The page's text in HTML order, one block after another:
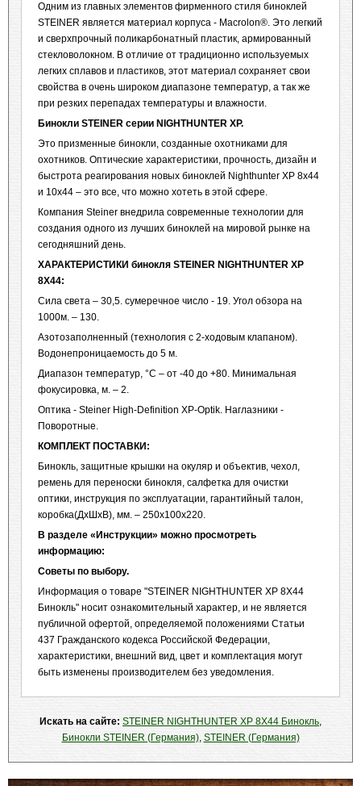
Одним из главных элементов фирменного стиля биноклей
STEINER является материал корпуса - Maсrolon®. Это легкий
и сверхпрочный поликарбонатный пластик, армированный
стекловолокном. В отличие от традиционно используемых
легких сплавов и пластиков, этот материал сохраняет свои
свойства в очень широком диапазоне температур, а так же
при резких перепадах температуры и влажности.
Бинокли STEINER серии NIGHTHUNTER XP.
Это призменные бинокли, созданные охотниками для
охотников. Оптические характеристики, прочность, дизайн и
быстрота реагирования новых биноклей Nighthunter XP 8x44
и 10x44 – это все, что можно хотеть в этой сфере.
Компания Steiner внедрила современные технологии для
создания одного из лучших биноклей на мировой рынке на
сегодняшний день.
ХАРАКТЕРИСТИКИ бинокля STEINER NIGHTHUNTER XP
8X44:
Сила света – 30,5. сумеречное число - 19. Угол обзора на
1000м. – 130.
Азотозаполненный (технология с 2-ходовым клапаном).
Водонепроницаемость до 5 м.
Диапазон температур, °С – от -40 до +80. Минимальная
фокусировка, м. – 2.
Оптика - Steiner High-Definition XP-Optik. Наглазники -
Поворотные.
КОМПЛЕКТ ПОСТАВКИ:
Бинокль, защитные крышки на окуляр и объектив, чехол,
ремень для переноски бинокля, салфетка для очистки
оптики, инструкция по эксплуатации, гарантийный талон,
коробка(ДхШхВ), мм. – 250х100х220.
В разделе «Инструкции» можно просмотреть
информацию:
Советы по выбору.
Информация о товаре "STEINER NIGHTHUNTER XP 8X44
Бинокль" носит ознакомительный характер, и не является
публичной офертой, определяемой положениями Статьи
437 Гражданского кодекса Российской Федерации,
характеристики, внешний вид, цвет и комплектация могут
быть изменены производителем без уведомления.
Искать на сайте: STEINER NIGHTHUNTER XP 8X44 Бинокль,
Бинокли STEINER (Германия), STEINER (Германия)